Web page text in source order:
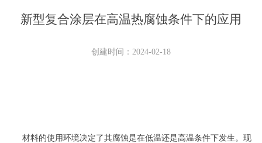
新型复合涂层在高温热腐蚀条件下的应用
材料的使用环境决定了其腐蚀是在低温还是高温条件下发生。现
创建时间： 2024-02-18